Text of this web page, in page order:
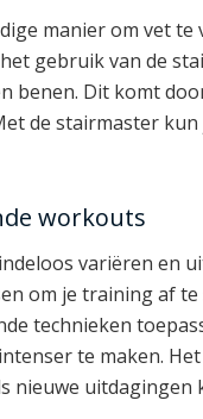
manier om vet
gebruik van de
benen. Dit komt
de stairmaster
workouts
variëren en
om je training af
technieken
te maken.
nieuwe uitdagingen